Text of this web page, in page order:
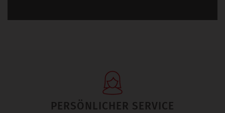
PERSÖNLICHER SERVICE